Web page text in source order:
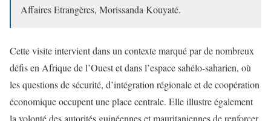
Affaires Etrangères, Morissanda Kouyaté.
Cette visite intervient dans un contexte marqué par de nombreux
défis en Afrique de l’Ouest et dans l’espace sahélo-saharien, où
les questions de sécurité, d’intégration régionale et de coopération
économique occupent une place centrale. Elle illustre également